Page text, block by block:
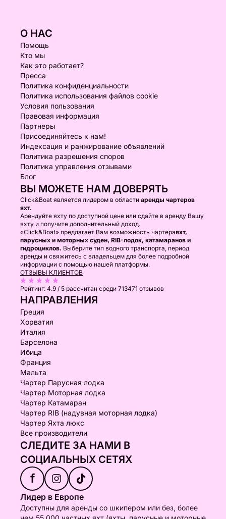
О НАС
Помощь
Кто мы
Как это работает?
Пресса
Политика конфиденциальности
Политика использования файлов cookie
Условия пользования
Правовая информация
Партнеры
Присоединяйтесь к нам!
Индексация и ранжирование объявлений
Политика разрешения споров
Политика управления отзывами
Блог
ВЫ МОЖЕТЕ НАМ ДОВЕРЯТЬ
Click&Boat является лидером в области аренды чартеров
яхт.
Арендуйте яхту по доступной цене или сдайте в аренду Вашу
яхту и получите дополнительный доход.
«Click&Boat» предлагает Вам возможность чартераяхт,
парусных и моторных суден, RIB-лодок, катамаранов и
гидроциклов. Выберите тип водного транспорта, период
аренды и свяжитесь с владельцем для более подробной
информации с помощью нашей платформы.
ОТЗЫВЫ КЛИЕНТОВ
Рейтинг: 4.9 / 5 рассчитан среди 713471 отзывов
НАПРАВЛЕНИЯ
Греция
Хорватия
Италия
Барселона
Ибица
Франция
Мальта
Чартер Парусная лодка
Чартер Моторная лодка
Чартер Катамаран
Чартер RIB (надувная моторная лодка)
Чартер Яхта люкс
Все производители
СЛЕДИТЕ ЗА НАМИ В
СОЦИАЛЬНЫХ СЕТЯХ
f
Лидер в Европе
Доступны для аренды со шкипером или без, более